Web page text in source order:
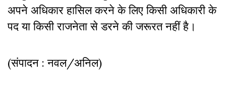
अपने अधिकार हासिल करने के लिए किसी अधिकारी के
पद या किसी राजनेता से डरने की जरूरत नहीं है।
(संपादन : नवल/अनिल)